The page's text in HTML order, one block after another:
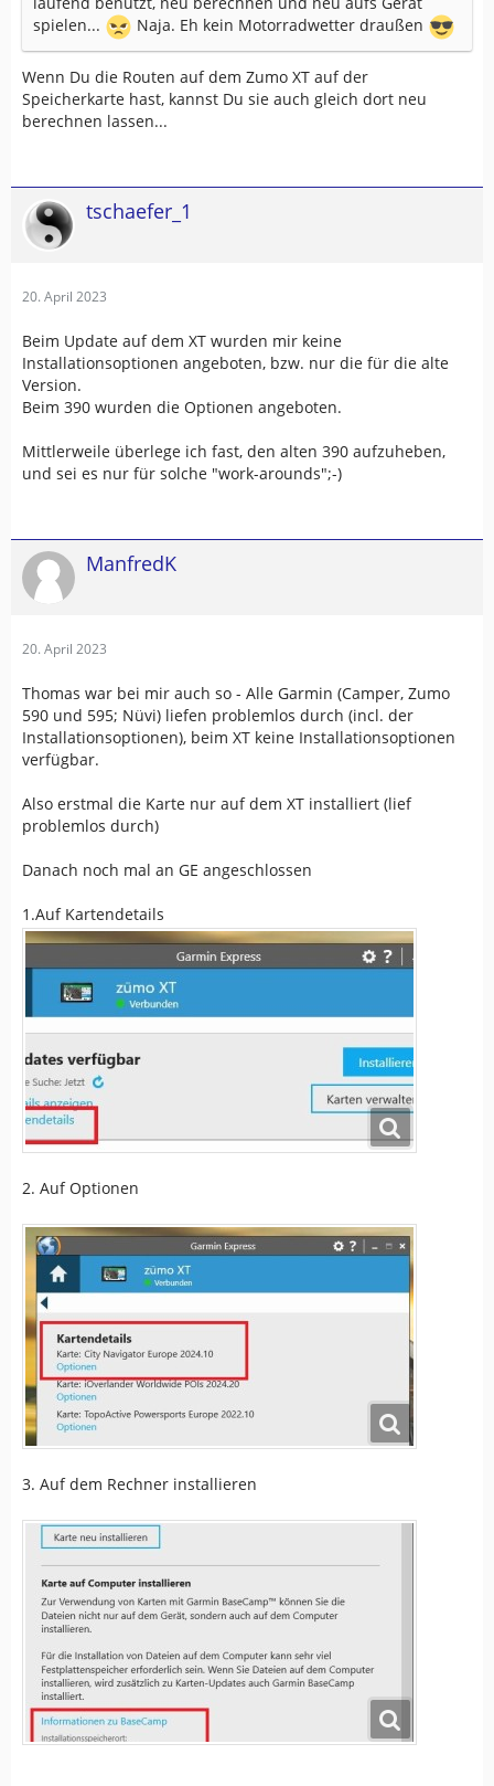
spielen...
Naja. Eh kein Motorradwetter draußen
Wenn Du die Routen auf dem Zumo XT auf der
Speicherkarte hast, kannst Du sie auch gleich dort neu
berechnen lassen...
tschaefer_1
20. April 2023
Beim Update auf dem XT wurden mir keine
Installationsoptionen angeboten, bzw. nur die für die alte
Version.
Beim 390 wurden die Optionen angeboten.
Mittlerweile überlege ich fast, den alten 390 aufzuheben,
und sei es nur für solche "work-arounds";-)
ManfredK
20. April 2023
Thomas war bei mir auch so - Alle Garmin (Camper, Zumo
590 und 595; Nüvi) liefen problemlos durch (incl. der
Installationsoptionen), beim XT keine Installationsoptionen
verfügbar.
Also erstmal die Karte nur auf dem XT installiert (lief
problemlos durch)
Danach noch mal an GE angeschlossen
1.Auf Kartendetails
2. Auf Optionen
3. Auf dem Rechner installieren